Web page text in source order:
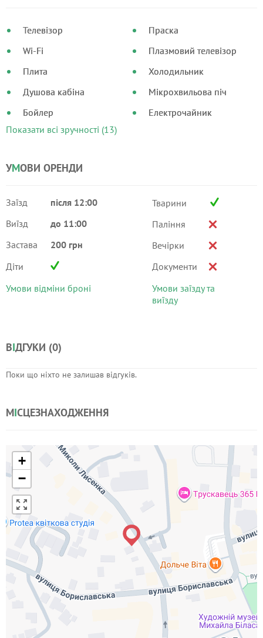
Телевізор
Wi-Fi
Плита
Душова кабіна
Бойлер
Праска
Плазмовий телевізор
Холодильник
Мікрохвильова піч
Електрочайник
Показати всі зручності (13)
УМОВИ ОРЕНДИ
Заїзд
після 12:00
Виїзд
до 11:00
Застава
200 грн
Діти
Умови відміни броні
Тварини
Паління
Вечірки
Документи
Умови заїзду та
виїзду
ВІДГУКИ (0)
Поки що ніхто не залишав відгуків.
МІСЦЕЗНАХОДЖЕННЯ
+
−